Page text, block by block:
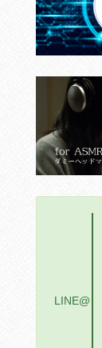
LINE@